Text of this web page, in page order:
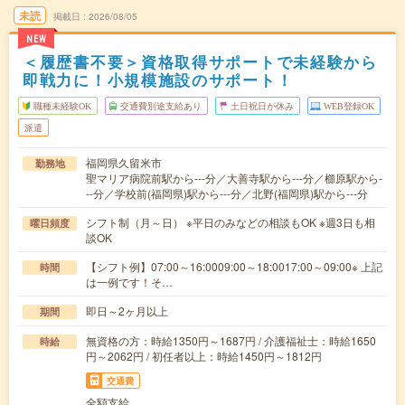
未読
NEW
掲載日 2026/08/05
＜履歴書不要＞資格取得サポートで未経験から
即戦力に！小規模施設のサポート！
職種未経験OK 交通費別途支給あり 土日祝日が休み WEB登録OK
派遣
勤務地
福岡県久留米市
聖マリア病院前駅から---分／大善寺駅から---分／櫛原駅から-
--分／学校前(福岡県)駅から---分／北野(福岡県)駅から---分
曜日頻度
シフト制（月～日） ※平日のみなどの相談もOK ※週3日も相
談OK
時間
【シフト例】07:00～16:0009:00～18:0017:00～09:00※ 上記
は一例です！そ…
期間 即日～2ヶ月以上
時給
無資格の方：時給1350円～1687円 / 介護福祉士：時給1650
円～2062円 / 初任者以上：時給1450円～1812円
交通費
全額支給